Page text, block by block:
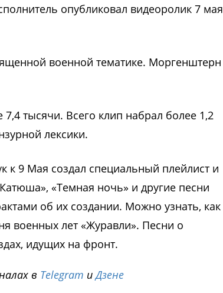
опубликовал видеоролик 7 мая
военной тематике. Моргенштерн
тысячи. Всего клип набрал более 1,2
лексики.
к 9 Мая создал специальный плейлист и
«Темная ночь» и другие песни
об их создании. Можно узнать, как
военных лет «Журавли». Песни о
идущих на фронт.
в Telegram иДзене